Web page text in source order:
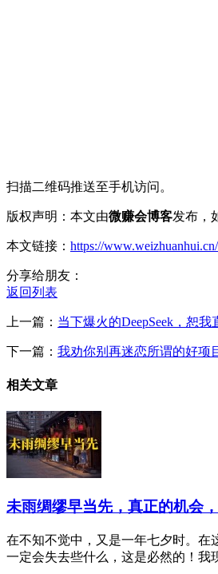
扫描二维码推送至手机访问。
版权声明：本文由微赚会博客发布，
本文链接： https://
分享给朋友：
返回列表
上一篇： 当下爆火的DeepSeek，恕
下一篇： 我劝你别再迷恋所谓的好项
相关文章
未雨绸缪早当先，真正的机会
在不知不觉中，又是一年七夕时。在
一定会失去些什么，这是必然的！我